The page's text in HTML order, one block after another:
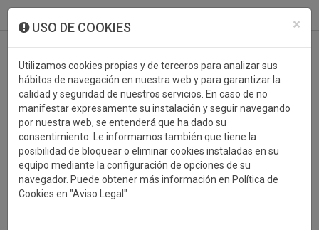
×
USO DE COOKIES
Utilizamos cookies propias y de terceros para analizar sus
hábitos de navegación en nuestra web y para garantizar la
calidad y seguridad de nuestros servicios. En caso de no
manifestar expresamente su instalación y seguir navegando
por nuestra web, se entenderá que ha dado su
consentimiento. Le informamos también que tiene la
posibilidad de bloquear o eliminar cookies instaladas en su
equipo mediante la configuración de opciones de su
navegador. Puede obtener más información en Política de
Cookies en "Aviso Legal"
TROFEOS DEPORTIVOS TIRO
CON ARCO
En esta sección encontrarás una gran variedad de